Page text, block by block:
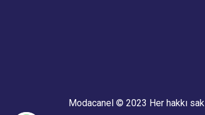
Modacanel © 2023 Her hakkı